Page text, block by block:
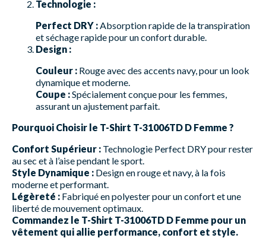
Technologie :
Perfect DRY : Absorption rapide de la transpiration
et séchage rapide pour un confort durable.
Design :
Couleur : Rouge avec des accents navy, pour un look
dynamique et moderne.
Coupe :Spécialement conçue pour les femmes,
assurant un ajustement parfait.
Pourquoi Choisir le T-Shirt T-31006TD D Femme ?
Confort Supérieur : Technologie Perfect DRY pour rester
au sec et à l’aise pendant le sport.
Style Dynamique : Design en rouge et navy, à la fois
moderne et performant.
Légèreté : Fabriqué en polyester pour un confort et une
liberté de mouvement optimaux.
Commandez le T-Shirt T-31006TD D Femme pour un
vêtement qui allie performance, confort et style.